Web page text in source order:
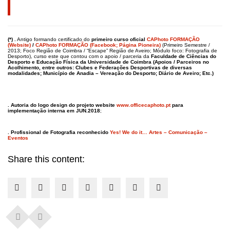
(*) . Antigo formando certificado do primeiro curso oficial CAPhoto FORMAÇÃO
(Website) / CAPhoto FORMAÇÃO (Facebook; Página Pioneira) (Primeiro Semestre /
2013; Foco Região de Coimbra / “Escape” Região de Aveiro; Módulo foco: Fotografia de
Desporto), curso este que contou com o apoio / parceria da Faculdade de Ciências do
Desporto e Educação Física da Universidade de Coimbra (Apoios / Parceiros no
Acolhimento, entre outros: Clubes e Federações Desportivas de diversas
modalidades; Município de Anadia – Vereação do Desporto; Diário de Aveiro; Etc.)
. Autoria do logo design do projeto website www.officecaphoto.ptpara
implementação interna em JUN.2018;
. Profissional de Fotografia reconhecido Yes! We do it… Artes – Comunicação –
Eventos
Share this content: